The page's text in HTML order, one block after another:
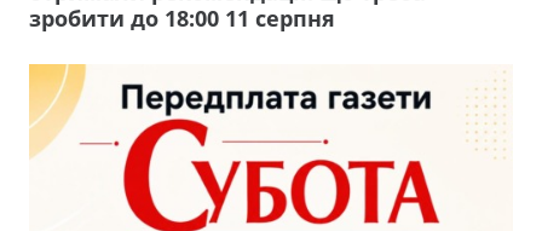
зробити до 18:00 11 серпня